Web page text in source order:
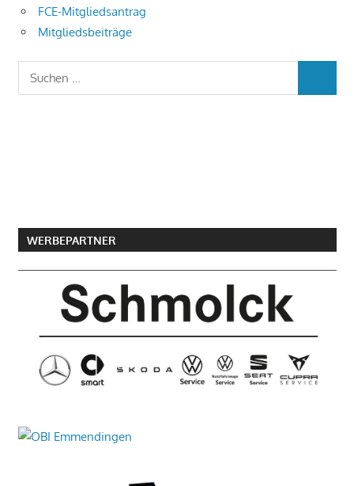
FCE-Mitgliedsantrag
Mitgliedsbeiträge
Suchen
nach:
WERBEPARTNER